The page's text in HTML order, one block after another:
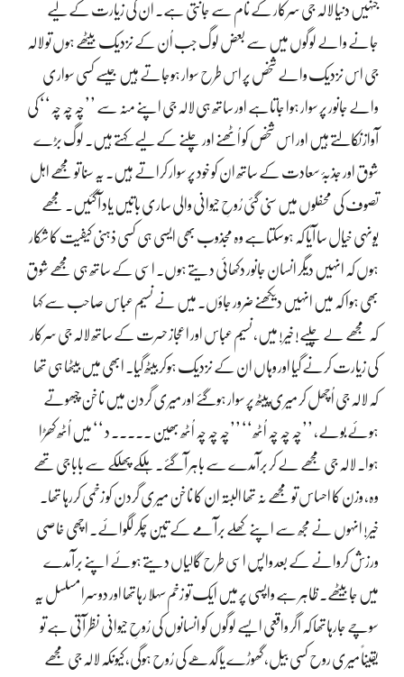
جنہیں دنیا لالہ جی سرکار کے نام سے جانتی ہے۔ ان کی زیارت کے لیے
جانے والے لوگوں میں سے بعض لوگ جب اُن کے نزدیک بیٹھے ہوں تو لالہ
جی اس نزدیک والے شخص پر اس طرح سوار ہوجاتے ہیں جیسے کسی سواری
والے جانور پر سوار ہوا جاتاہے اور ساتھ ہی لالہ جی اپنے منہ سے ’’چہ چہ چہ‘‘ کی
آواز نکالتے ہیں اور اس شخص کو اُٹھنے اور چلنے کے لیے کہتے ہیں۔ لوگ بڑے
شوق اور جذبۂ سعادت کے ساتھ ان کو خود پر سوار کراتے ہیں۔ یہ سنا تو مجھے اہل
تصوف کی محفلوں میں سنی گئی رُوحِ حیوانی والی ساری باتیں یاد آگئیں۔ مجھے
یونہی خیال سا آیا کہ ہوسکتاہے وہ مجذوب بھی ایسی ہی کسی ذہنی کیفیت کا شکار
ہوں کہ انہیں دیگر انسان جانور دکھائی دیتے ہوں۔ اسی کے ساتھ ہی مجھے شوق
بھی ہوا کہ میں انہیں دیکھنے ضرور جاؤں۔ میں نے نسیم عباس صاحب سے کہا
کہ مجھے لے چلیے! خیر! میں، نسیم عباس اور اعجاز حسرت کے ساتھ لالہ جی سرکار
کی زیارت کرنے گیا اور وہاں ان کے نزدیک ہوکر بیٹھ گیا۔ ابھی میں بیٹھا ہی تھا
کہ لالہ جی اُچھل کر میری پیٹھ پر سوار ہوگئے اور میری گردن میں ناخن چبھوتے
ہوئے بولے، ’’چہ چہ چہ اُٹھ‘‘ ’’چہ چہ چہ اُٹھ بھین ۔۔۔۔۔ د ‘‘ میں اُٹھ کھڑا
ہوا۔ لالہ جی مجھے لے کر برآمدے سے باہر آگئے۔ ہلکے پھلکے سے بابا جی تھے
وہ، وزن کا احساس تو مجھے نہ تھا البتہ ان کا ناخن میری گردن کو زخمی کررہا تھا۔
خیر! انہوں نے مجھ سے اپنے کھلے برآمے کے تین چکر لگوائے۔ اچھی خاصی
ورزش کروانے کے بعد واپس اسی طرح گالیاں دیتے ہوئے اپنے برآمدے
میں جابیٹھے۔ ظاہر ہے واپسی پر میں ایک تو زخم سہلا رہاتھا اور دوسرا مسلسل یہ
سوچے جارہاتھا کہ اگر واقعی ایسے لوگوں کو انسانوں کی رُوحِ حیوانی نظر آتی ہے تو
یقیناً میری روح کسی بیل، گھوڑے یا گدھے کی رُوح ہوگی، کیونکہ لالہ جی مجھے